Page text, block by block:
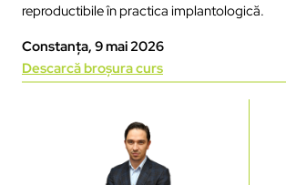
reproductibile în practica implantologică.
Constanța, 9 mai 2026
Descarcă broșura curs